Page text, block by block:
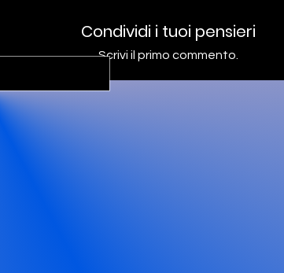
Condividi i tuoi pensieri
Scrivi il primo commento.